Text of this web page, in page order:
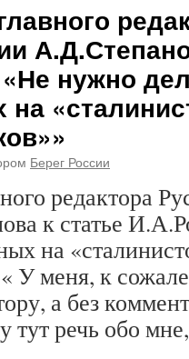
за
и
нужно
Берег России
редактора
к статье
на
У меня, к
а без
тут речь обо